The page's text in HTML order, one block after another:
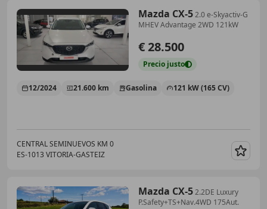
Mazda CX-52.0 e-Skyactiv-G
MHEV Advantage 2WD 121kW
€ 28.500
Precio justo
12/2024 21.600 km Gasolina 121 kW (165 CV)
CENTRAL SEMINUEVOS KM 0
ES-1013 VITORIA-GASTEIZ
Mazda CX-52.2DE Luxury
P.Safety+TS+Nav.4WD 175Aut.